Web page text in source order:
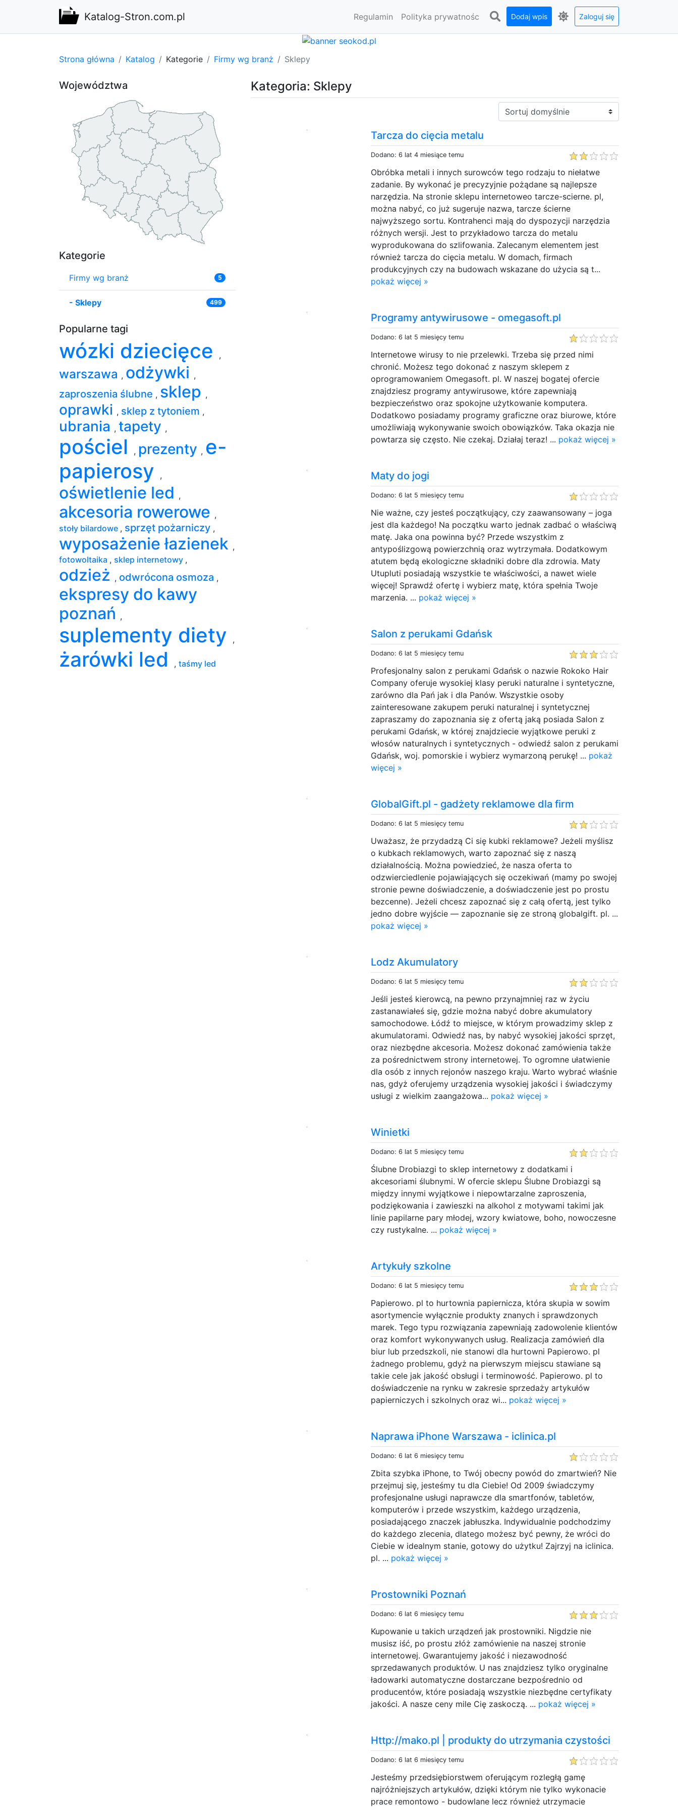
Katalog-Stron.com.pl Regulamin Polityka prywatnośc Dodaj wpis Zaloguj się
Strona główna Katalog Kategorie Firmy wg branż Sklepy
Kategoria: Sklepy
Sortuj:
Tarcza do cięcia metalu
Dodano: 6 lat 4 miesiące temu
Obróbka metali i innych surowców tego rodzaju to niełatwe
zadanie. By wykonać je precyzyjnie pożądane są najlepsze
narzędzia. Na stronie sklepu internetoweo tarcze-scierne. pl,
można nabyć, co już sugeruje nazwa, tarcze ścierne
najwyższego sortu. Kontrahenci mają do dyspozycji narzędzia
różnych wersji. Jest to przykładowo tarcza do metalu
wyprodukowana do szlifowania. Zalecanym elementem jest
również tarcza do cięcia metalu. W domach, firmach
produkcyjnych czy na budowach wskazane do użycia są t...
pokaż więcej »
Programy antywirusowe - omegasoft.pl
Dodano: 6 lat 5 miesięcy temu
Internetowe wirusy to nie przelewki. Trzeba się przed nimi
chronić. Możesz tego dokonać z naszym sklepem z
oprogramowaniem Omegasoft. pl. W naszej bogatej ofercie
znajdziesz programy antywirusowe, które zapewniają
bezpieczeństwo oraz spokojne użytkowanie komputera.
Dodatkowo posiadamy programy graficzne oraz biurowe, które
umożliwiają wykonywanie swoich obowiązków. Taka okazja nie
powtarza się często. Nie czekaj. Działaj teraz! ... pokaż więcej »
Maty do jogi
Dodano: 6 lat 5 miesięcy temu
Nie ważne, czy jesteś początkujący, czy zaawansowany – joga
jest dla każdego! Na początku warto jednak zadbać o właściwą
matę. Jaka ona powinna być? Przede wszystkim z
antypoślizgową powierzchnią oraz wytrzymała. Dodatkowym
atutem będą ekologiczne składniki dobre dla zdrowia. Maty
Utupluti posiadają wszystkie te właściwości, a nawet wiele
więcej! Sprawdź ofertę i wybierz matę, która spełnia Twoje
marzenia. ... pokaż więcej »
Salon z perukami Gdańsk
Dodano: 6 lat 5 miesięcy temu
Profesjonalny salon z perukami Gdańsk o nazwie Rokoko Hair
Company oferuje wysokiej klasy peruki naturalne i syntetyczne,
zarówno dla Pań jak i dla Panów. Wszystkie osoby
zainteresowane zakupem peruki naturalnej i syntetycznej
zapraszamy do zapoznania się z ofertą jaką posiada Salon z
perukami Gdańsk, w której znajdziecie wyjątkowe peruki z
włosów naturalnych i syntetycznych - odwiedź salon z perukami
Gdańsk, woj. pomorskie i wybierz wymarzoną perukę! ... pokaż
więcej »
GlobalGift.pl - gadżety reklamowe dla firm
Dodano: 6 lat 5 miesięcy temu
Uważasz, że przydadzą Ci się kubki reklamowe? Jeżeli myślisz
o kubkach reklamowych, warto zapoznać się z naszą
działalnością. Można powiedzieć, że nasza oferta to
odzwierciedlenie pojawiających się oczekiwań (mamy po swojej
stronie pewne doświadczenie, a doświadczenie jest po prostu
bezcenne). Jeżeli chcesz zapoznać się z całą ofertą, jest tylko
jedno dobre wyjście — zapoznanie się ze stroną globalgift. pl. ...
pokaż więcej »
Lodz Akumulatory
Dodano: 6 lat 5 miesięcy temu
Jeśli jesteś kierowcą, na pewno przynajmniej raz w życiu
zastanawiałeś się, gdzie można nabyć dobre akumulatory
samochodowe. Łódź to miejsce, w którym prowadzimy sklep z
akumulatorami. Odwiedź nas, by nabyć wysokiej jakości sprzęt,
oraz niezbędne akcesoria. Możesz dokonać zamówienia także
za pośrednictwem strony internetowej. To ogromne ułatwienie
dla osób z innych rejonów naszego kraju. Warto wybrać właśnie
nas, gdyż oferujemy urządzenia wysokiej jakości i świadczymy
usługi z wielkim zaangażowa... pokaż więcej »
Winietki
Dodano: 6 lat 5 miesięcy temu
Ślubne Drobiazgi to sklep internetowy z dodatkami i
akcesoriami ślubnymi. W ofercie sklepu Ślubne Drobiazgi są
między innymi wyjątkowe i niepowtarzalne zaproszenia,
podziękowania i zawieszki na alkohol z motywami takimi jak
linie papilarne pary młodej, wzory kwiatowe, boho, nowoczesne
czy rustykalne. ... pokaż więcej »
Artykuły szkolne
Dodano: 6 lat 5 miesięcy temu
Papierowo. pl to hurtownia papiernicza, która skupia w sowim
asortymencie wyłącznie produkty znanych i sprawdzonych
marek. Tego typu rozwiązania zapewniają zadowolenie klientów
oraz komfort wykonywanych usług. Realizacja zamówień dla
biur lub przedszkoli, nie stanowi dla hurtowni Papierowo. pl
żadnego problemu, gdyż na pierwszym miejscu stawiane są
takie cele jak jakość obsługi i terminowość. Papierowo. pl to
doświadczenie na rynku w zakresie sprzedaży artykułów
papierniczych i szkolnych oraz wi... pokaż więcej »
Naprawa iPhone Warszawa - iclinica.pl
Dodano: 6 lat 6 miesięcy temu
Zbita szybka iPhone, to Twój obecny powód do zmartwień? Nie
przejmuj się, jesteśmy tu dla Ciebie! Od 2009 świadczymy
profesjonalne usługi naprawcze dla smartfonów, tabletów,
komputerów i przede wszystkim, każdego urządzenia,
posiadającego znaczek jabłuszka. Indywidualnie podchodzimy
do każdego zlecenia, dlatego możesz być pewny, że wróci do
Ciebie w idealnym stanie, gotowy do użytku! Zajrzyj na iclinica.
pl. ... pokaż więcej »
Prostowniki Poznań
Dodano: 6 lat 6 miesięcy temu
Kupowanie u takich urządzeń jak prostowniki. Nigdzie nie
musisz iść, po prostu złóż zamówienie na naszej stronie
internetowej. Gwarantujemy jakość i niezawodność
sprzedawanych produktów. U nas znajdziesz tylko oryginalne
ładowarki automatyczne dostarczane bezpośrednio od
producentów, które posiadają wszystkie niezbędne certyfikaty
jakości. A nasze ceny mile Cię zaskoczą. ... pokaż więcej »
Http://mako.pl | produkty do utrzymania czystości
Dodano: 6 lat 6 miesięcy temu
Jesteśmy przedsiębiorstwem oferującym rozległą gamę
najróżniejszych artykułów, dzięki którym nie tylko wykonacie
prace remontowo - budowlane lecz również utrzymacie
Województwa
Kategorie
Firmy wg branż 5
- Sklepy 499
Popularne tagi
wózki dziecięce ,
warszawa , odżywki ,
zaproszenia ślubne , sklep ,
oprawki , sklep z tytoniem ,
ubrania , tapety ,
pościel , prezenty , e-
papierosy
,
oświetlenie led ,
akcesoria rowerowe ,
stoły bilardowe , sprzęt pożarniczy ,
wyposażenie łazienek ,
fotowoltaika , sklep internetowy ,
odzież , odwrócona osmoza ,
ekspresy do kawy
poznań ,
suplementy diety ,
żarówki led , taśmy led